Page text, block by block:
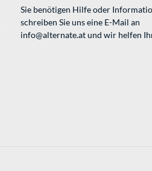
Sie benötigen Hilfe oder
schreiben Sie uns eine E-Mail an
info@alternate.atund wir helfen